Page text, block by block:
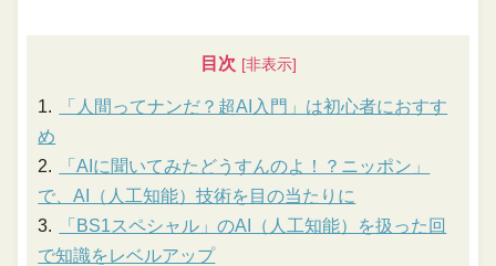
目次
「人間ってナンだ？超AI入門」は初心者におすす
め
「AIに聞いてみたどうすんのよ！？ニッポン」
で、AI（人工知能）技術を目の当たりに
「BS1スペシャル」のAI（人工知能）を扱った回
で知識をレベルアップ